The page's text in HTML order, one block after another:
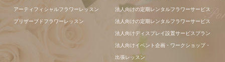
アーティフィシャルフラワーレッスン
プリザーブドフラワーレッスン
法人向けの定期レンタルフラワーサービス
法人向けの定期レンタルフラワーサービス
法人向けディスプレイ設置サービスプラン
法人向けイベント企画・ワークショップ・
出張レッスン